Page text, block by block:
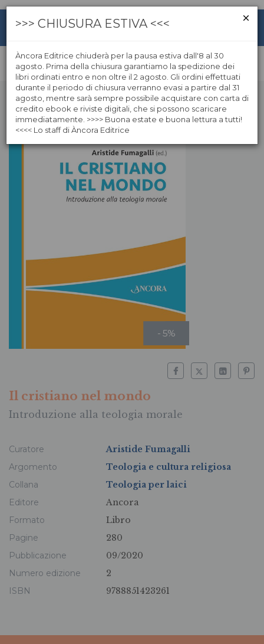
- 5%
Il cristiano nel mondo
Introduzione alla teologia morale
Curatore
Aristide Fumagalli
Argomento
Teologia e cultura religiosa
Collana
Teologia per laici
Editore
Ancora
Formato
Libro
Pagine
280
Pubblicazione
09/2020
Numero edizione
2
ISBN
9788851423261
>>> CHIUSURA ESTIVA <<<
Àncora Editrice chiuderà per la pausa estiva dall'8 al 30
agosto. Prima della chiusura garantiamo la spedizione dei
libri ordinati entro e non oltre il 2 agosto. Gli ordini effettuati
durante il periodo di chiusura verranno evasi a partire dal 31
agosto, mentre sarà sempre possibile acquistare con carta di
credito ebook e riviste digitali, che si possono scaricare
immediatamente. >>>> Buona estate e buona lettura a tutti!
<<<< Lo staff di Àncora Editrice